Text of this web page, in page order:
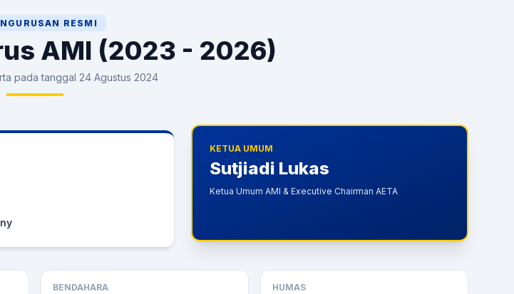
RESMI
AMI (2023 - 2026)
pada tanggal 24 Agustus 2024
KETUA UMUM
Sutjiadi Lukas
Ketua Umum AMI & Executive Chairman AETA
BENDAHARA HUMAS